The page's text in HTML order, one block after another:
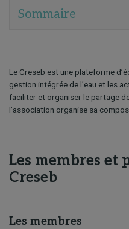
Sommaire
Le Creseb est une plateforme
gestion intégrée de l’eau et les
faciliter et organiser le partage
l’association organise sa
Les membres et
Creseb
Les membres